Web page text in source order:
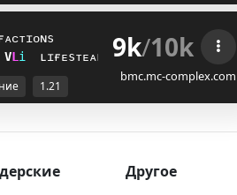
VH i ʟɪғᴇsᴛᴇᴀʟ 9k/10k
bmc.mc-complex.com
1.21
Другое